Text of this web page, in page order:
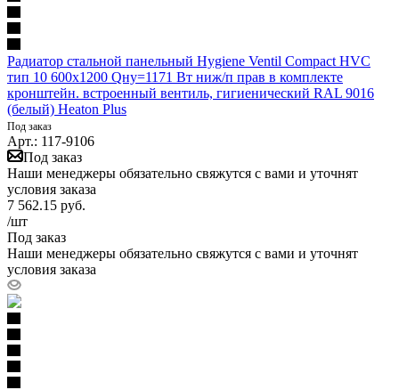
Радиатор стальной панельный Hygiene Ventil Compact HVC
тип 10 600х1200 Qну=1171 Вт ниж/п прав в комплекте
кронштейн. встроенный вентиль, гигиенический RAL 9016
(белый) Heaton Plus
Под заказ
Арт.: 117-9106
Под заказ
Наши менеджеры обязательно свяжутся с вами и уточнят
условия заказа
7 562.15 руб.
/шт
Под заказ
Наши менеджеры обязательно свяжутся с вами и уточнят
условия заказа